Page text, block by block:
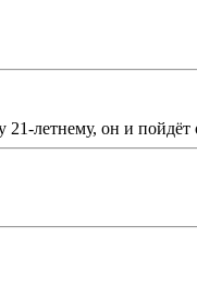
21-летнему, он и